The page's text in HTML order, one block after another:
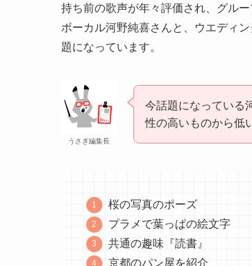
持ち前の歌声が年々評価され、グル
ボーカル河野純喜さんと、ウエディ
題になっています。
うさぎ編集長
今話題になっている
性の高いものから低
桜の写真のポーズ
プラメで葉っぱの絵文字
共通の趣味『読書』
京都のパン屋を紹介